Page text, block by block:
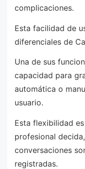
complicaciones.
Esta facilidad de
diferenciales de
Una de sus
capacidad para
automática o
usuario.
Esta flexibilidad
profesional
conversaciones
registradas.